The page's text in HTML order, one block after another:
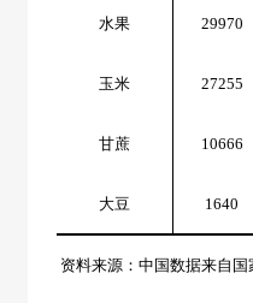
水果 29970
玉米 27255
甘蔗 10666
大豆 1640
资料来源：中国数据来自